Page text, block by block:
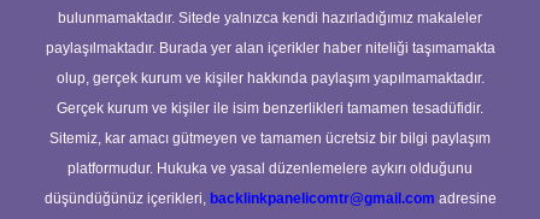
bulunmamaktadır. Sitede yalnızca kendi hazırladığımız makaleler
paylaşılmaktadır. Burada yer alan içerikler haber niteliği taşımamakta
olup, gerçek kurum ve kişiler hakkında paylaşım yapılmamaktadır.
Gerçek kurum ve kişiler ile isim benzerlikleri tamamen tesadüfidir.
Sitemiz, kar amacı gütmeyen ve tamamen ücretsiz bir bilgi paylaşım
platformudur. Hukuka ve yasal düzenlemelere aykırı olduğunu
düşündüğünüz içerikleri, backlinkpanelicomtr@gmail.com adresine